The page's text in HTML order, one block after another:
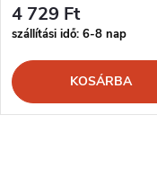
4 729 Ft
szállítási idő: 6-8 nap
KOSÁRBA